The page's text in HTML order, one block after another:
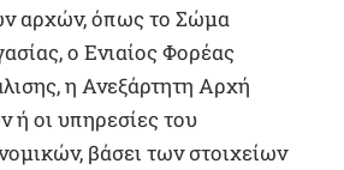
αρχών, όπως το Σώμα
ο Ενιαίος Φορέας
η Ανεξάρτητη Αρχή
οι υπηρεσίες του
βάσει των στοιχείων